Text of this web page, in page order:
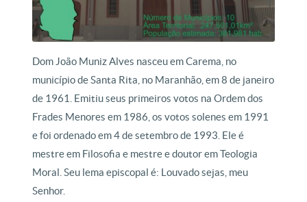
Dom João Muniz Alves nasceu em Carema, no
município de Santa Rita, no Maranhão, em 8 de janeiro
de 1961. Emitiu seus primeiros votos na Ordem dos
Frades Menores em 1986, os votos solenes em 1991
e foi ordenado em 4 de setembro de 1993. Ele é
mestre em Filosofia e mestre e doutor em Teologia
Moral. Seu lema episcopal é: Louvado sejas, meu
Senhor.